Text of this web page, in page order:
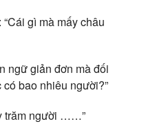
gì mà mấy châu
ngữ giản đơn mà đối
bao nhiêu người?”
trăm người ……”